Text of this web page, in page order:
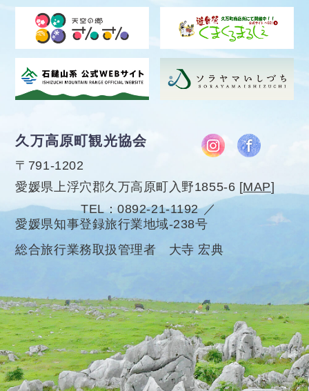
久万高原町観光協会
〒791-1202
愛媛県上浮穴郡久万高原町入野1855-6 [MAP]
TEL
0892-21-1192
愛媛県知事登録旅行業地域-238号
総合旅行業務取扱管理者 大寺 宏典